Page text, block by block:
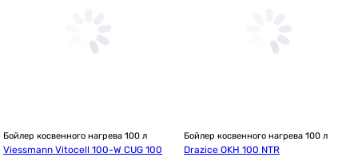
Бойлер косвенного нагрева 100 л
Viessmann Vitocell 100-W CUG 100
Бойлер косвенного нагрева 100 л
Drazice OKH 100 NTR